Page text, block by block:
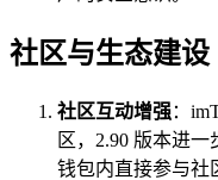
社区与生态建设
社区互动增强：
区，2.90 版本进
钱包内直接参与社